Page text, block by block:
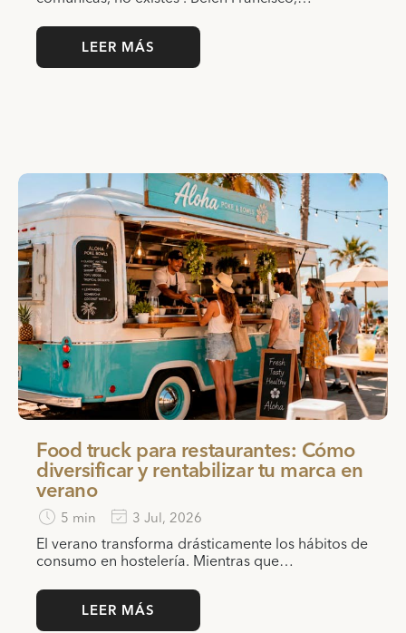
LEER MÁS
Food truck para restaurantes: Cómo
diversificar y rentabilizar tu marca en
verano
5 min 3 Jul, 2026
El verano transforma drásticamente los hábitos de
consumo en hostelería. Mientras que…
LEER MÁS